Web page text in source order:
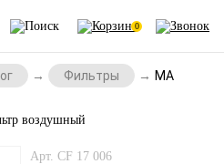
0
Фильтры MANN-
воздушный
Арт. CF 17 006